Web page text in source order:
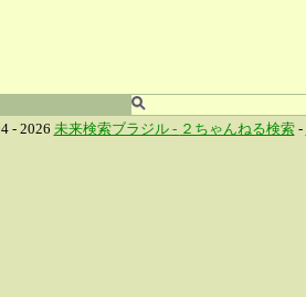
- 2026 未来検索ブラジル - ２ちゃんねる検索-